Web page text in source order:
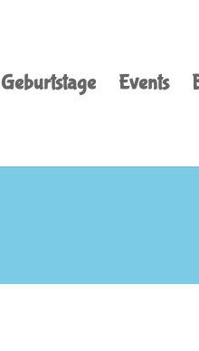
Geburtstage Events